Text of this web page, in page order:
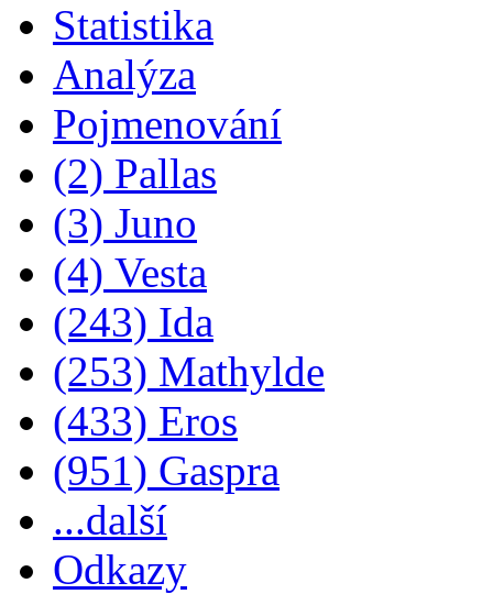
Statistika
Analýza
Pojmenování
(2) Pallas
(3) Juno
(4) Vesta
(243) Ida
(253) Mathylde
(433) Eros
(951) Gaspra
...další
Odkazy